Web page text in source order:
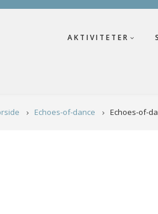
AKTIVITETER
Echoes-of-dance Echoes-of-